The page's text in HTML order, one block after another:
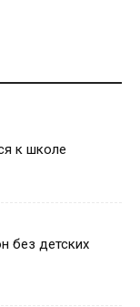
к школе
без детских